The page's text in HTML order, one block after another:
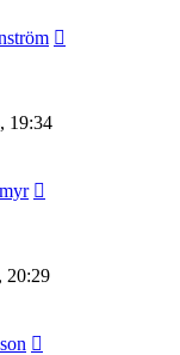
19:34
20:29